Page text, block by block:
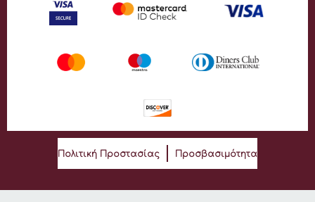
Πολιτική Προστασίας Προσβασιμότητα